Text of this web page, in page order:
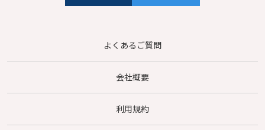
よくあるご質問
会社概要
利用規約